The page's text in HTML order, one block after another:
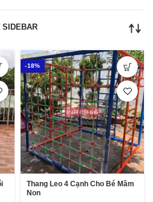
SIDEBAR
-18%
Thang Leo 4 Cạnh Cho Bé Mầm
Non